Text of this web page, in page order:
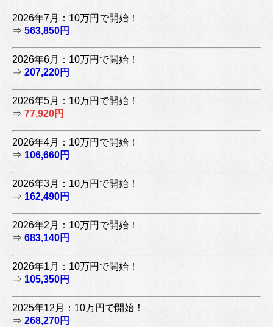
2026年7月：10万円で開始！
⇒ 563,850円
2026年6月：10万円で開始！
⇒ 207,220円
2026年5月：10万円で開始！
⇒ 77,920円
2026年4月：10万円で開始！
⇒ 106,660円
2026年3月：10万円で開始！
⇒ 162,490円
2026年2月：10万円で開始！
⇒ 683,140円
2026年1月：10万円で開始！
⇒ 105,350円
2025年12月：10万円で開始！
⇒ 268,270円